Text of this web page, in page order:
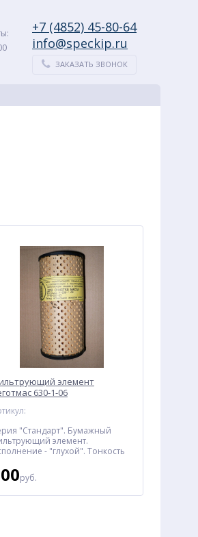
+7 (4852) 45-80-64
info@speckip.ru
ЗАКАЗАТЬ ЗВОНОК
элемент
630-1-06
"Стандарт". Бумажный
элемент.
- "глухой". Тонкость
руб.